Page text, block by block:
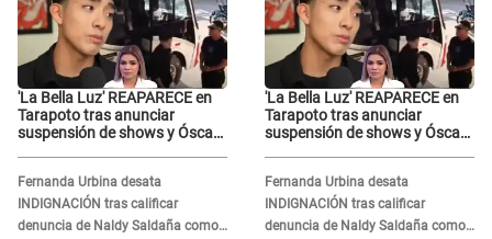
'La Bella Luz' REAPARECE en
Tarapoto tras anunciar
suspensión de shows y Óscar
Fernanda Urbina desata
INDIGNACIÓN tras calificar
denuncia de Naldy Saldaña como
'La Bella Luz' REAPARECE en
Tarapoto tras anunciar
suspensión de shows y Óscar
Fernanda Urbina desata
INDIGNACIÓN tras calificar
denuncia de Naldy Saldaña como